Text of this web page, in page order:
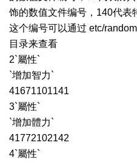
饰的数值文件编号，140代表
这个编号可以通过 etc/
目录来查看
2`屬性`
`增加智力`
41671101141
3`屬性`
`增加體力`
41772102142
4`屬性`